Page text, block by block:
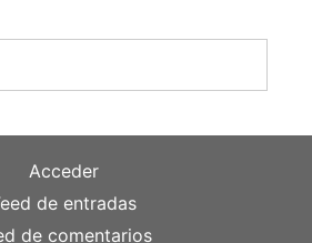
Acceder
de entradas
de comentarios